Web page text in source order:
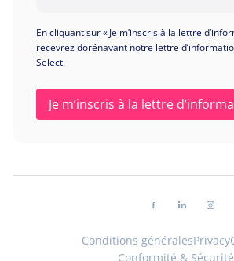
En cliquant sur « Je m’inscris à la lettre
recevrez dorénavant notre lettre
Select.
Conditions généralesPrivacy
Conformité & Sécurité
Suivez-nous
Suivez-